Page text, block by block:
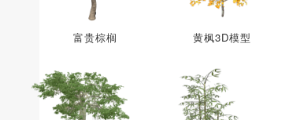
富贵棕榈 黄枫3D模型